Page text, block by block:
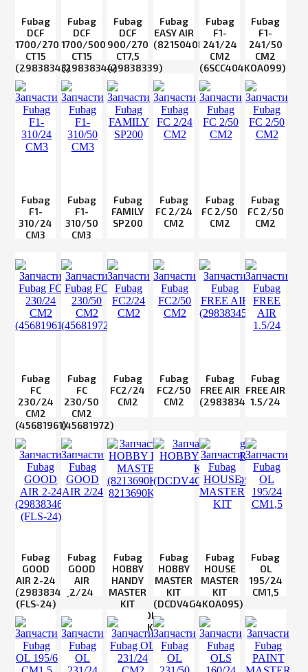
Fubag
DCF
1700/270
CT15
(29838343)
Fubag
DCF
1700/500
CT15
(29838344)
Fubag
DCF
900/270
CT7,5
(29838339)
Fubag
EASY AIR
(8215040KOA649)
Fubag
F1-
241/24
CM2
(6SCC404KOA099)
Fubag
F1-
241/50
СМ2
Fubag
F1-
310/24
CM3
Fubag
F1-
310/50
CM3
Fubag
FAMILY
SP200
Fubag
FC 2/24
CM2
Fubag
FC 2/50
CM2
Fubag
FC 2/50
CM2
Fubag
FC
230/24
CM2
(45681961)
Fubag
FC
230/50
CM2
(45681972)
Fubag
FC2/24
CM2
Fubag
FC2/50
CM2
Fubag
FREE AIR
(29838345)
Fubag
FREE AIR
1.5/24
Fubag
GOOD
AIR 2-24
(29838346)
(FLS-24)
Fubag
GOOD
AIR
2/24
Fubag
HOBBY
HANDY
MASTER
KIT
(8213690KOA104,
8213690KQA104)
Fubag
HOBBY
MASTER
KIT
(DCDV4G4KOA095)
Fubag
HOUSE
MASTER
KIT
Fubag
OL
195/24
CM1,5